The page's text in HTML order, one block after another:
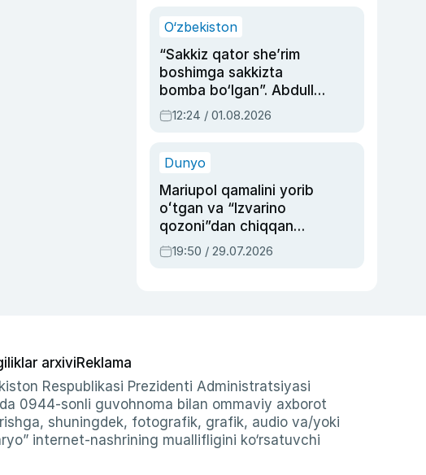
O‘zbekiston
“Sakkiz qator she’rim
boshimga sakkizta
bomba bo‘lgan”. Abdulla
Oripovni siyosiy
ayblovlardan asrab
12:24 / 01.08.2026
Dunyo
Mariupol qamalini yorib
oʻtgan va “Izvarino
qozoni”dan chiqqan
qahramon — Ukraina
armiyasi bosh
19:50 / 29.07.2026
arxiviReklama
Respublikasi Prezidenti Administratsiyasi
0944-sonli guvohnoma bilan ommaviy axborot
shuningdek, fotografik, grafik, audio va/yoki
internet-nashrining muallifligini ko‘rsatuvchi